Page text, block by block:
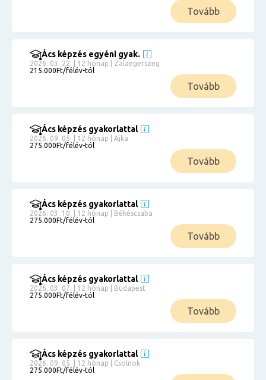
Tovább
Ács képzés egyéni gyak.
2026. 03. 22. | 12 hónap | Zalaegerszeg
215.000Ft/félév-tól
Tovább
Ács képzés gyakorlattal
2026. 09. 05. | 12 hónap | Ajka
275.000Ft/félév-tól
Tovább
Ács képzés gyakorlattal
2026. 03. 10. | 12 hónap | Békéscsaba
275.000Ft/félév-tól
Tovább
Ács képzés gyakorlattal
2026. 03. 07. | 12 hónap | Budapest
275.000Ft/félév-tól
Tovább
Ács képzés gyakorlattal
2026. 09. 05. | 12 hónap | Csolnok
275.000Ft/félév-tól